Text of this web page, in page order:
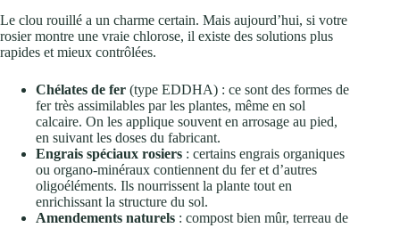
Le clou rouillé a un charme certain. Mais aujourd’hui, si votre
rosier montre une vraie chlorose, il existe des solutions plus
rapides et mieux contrôlées.
Chélates de fer (type EDDHA) : ce sont des formes de
fer très assimilables par les plantes, même en sol
calcaire. On les applique souvent en arrosage au pied,
en suivant les doses du fabricant.
Engrais spéciaux rosiers : certains engrais organiques
ou organo-minéraux contiennent du fer et d’autres
oligoéléments. Ils nourrissent la plante tout en
enrichissant la structure du sol.
Amendements naturels : compost bien mûr, terreau de